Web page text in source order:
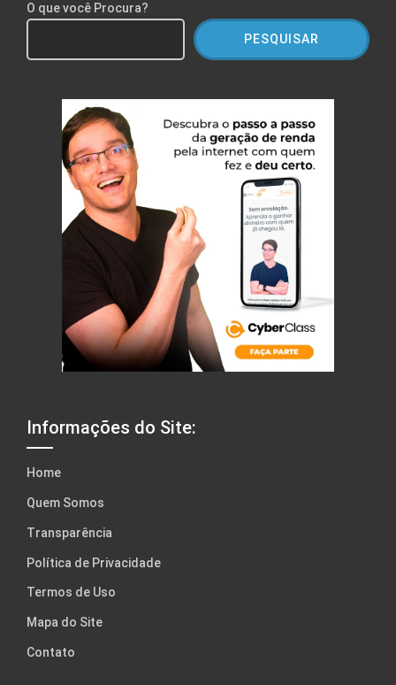
O que você Procura?
PESQUISAR
Informações do Site:
Home
Quem Somos
Transparência
Política de Privacidade
Termos de Uso
Mapa do Site
Contato